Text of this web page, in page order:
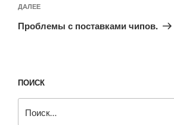
Следующая
запись
ДАЛЕЕ
Проблемы с поставками чипов.
ПОИСК